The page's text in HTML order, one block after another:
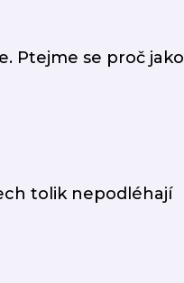
Ptejme se proč jako
tolik nepodléhají